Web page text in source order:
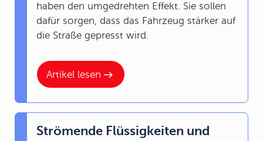
Artikel lesen
haben den umgedrehten Effekt. Sie sollen
dafür sorgen, dass das Fahrzeug stärker auf
die Straße gepresst wird.
Strömende Flüssigkeiten und